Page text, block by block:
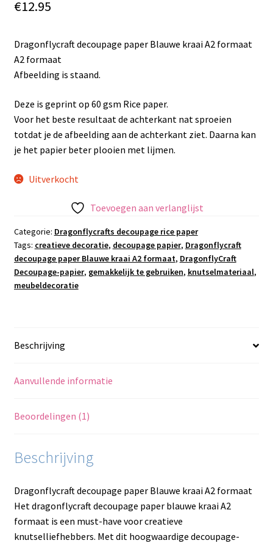
€12.95
Dragonflycraft decoupage paper Blauwe kraai A2 formaat
A2 formaat
Afbeelding is staand.
Deze is geprint op 60 gsm Rice paper.
Voor het beste resultaat de achterkant nat sproeien
totdat je de afbeelding aan de achterkant ziet. Daarna kan
je het papier beter plooien met lijmen.
Uitverkocht
Toevoegen aan verlanglijst
Categorie: Dragonflycrafts decoupage rice paper
Tags: creatieve decoratie, decoupage papier, Dragonflycraft
decoupage paper Blauwe kraai A2 formaat, DragonflyCraft
Decoupage-papier, gemakkelijk te gebruiken, knutselmateriaal,
meubeldecoratie
Beschrijving
Aanvullende informatie
Beoordelingen (1)
Beschrijving
Dragonflycraft decoupage paper Blauwe kraai A2 formaat
Het dragonflycraft decoupage paper blauwe kraai A2
formaat is een must-have voor creatieve
knutselliefhebbers. Met dit hoogwaardige decoupage-